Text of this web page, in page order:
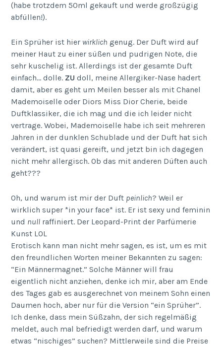
(habe trotzdem 50ml gekauft und werde großzügig
abfüllen!).
Ein Sprüher ist hier wirklich genug. Der Duft wird auf
meiner Haut zu einer süßen und pudrigen Note, die
sehr kuschelig ist. Allerdings ist der gesamte Duft
einfach… dolle. ZUdoll, meine Allergiker-Nase hadert
damit, aber es geht um Meilen besser als mit Chanel
Mademoiselle oder Diors Miss Dior Cherie, beide
Duftklassiker, die ich mag und die ich leider nicht
vertrage. Wobei, Mademoiselle habe ich seit mehreren
Jahren in der dunklen Schublade und der Duft hat sich
verändert, ist quasi gereift, und jetzt bin ich dagegen
nicht mehr allergisch. Ob das mit anderen Düften auch
geht???
Oh, und warum ist mir der Duft peinlich? Weil er
wirklich super *in your face* ist. Er ist sexy und feminin
und null raffiniert. Der Leopard-Print der Parfümerie
Kunst LOL
Erotisch kann man nicht mehr sagen, es ist, um es mit
den freundlichen Worten meiner Bekannten zu sagen:
“Ein Männermagnet.” Solche Männer will frau
eigentlich nicht anziehen, denke ich mir, aber am Ende
des Tages gab es ausgerechnet von meinem Sohn einen
Daumen hoch, aber nur für die Version “ein Sprüher”.
Ich denke, dass mein Süßzahn, der sich regelmäßig
meldet, auch mal befriedigt werden darf, und warum
etwas “nischiges” suchen? Mittlerweile sind die Preise